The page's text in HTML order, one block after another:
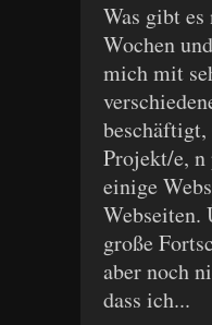
Was gibt
Wochen
mich mit
Projekt/e, n
einige
Webseiten.
große
aber noch
dass ich...